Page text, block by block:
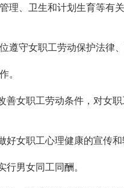
卫生和计划生育等有
守女职工劳动保护法律、
。
女职工劳动条件，对女
女职工心理健康的宣传和
男女同工同酬。